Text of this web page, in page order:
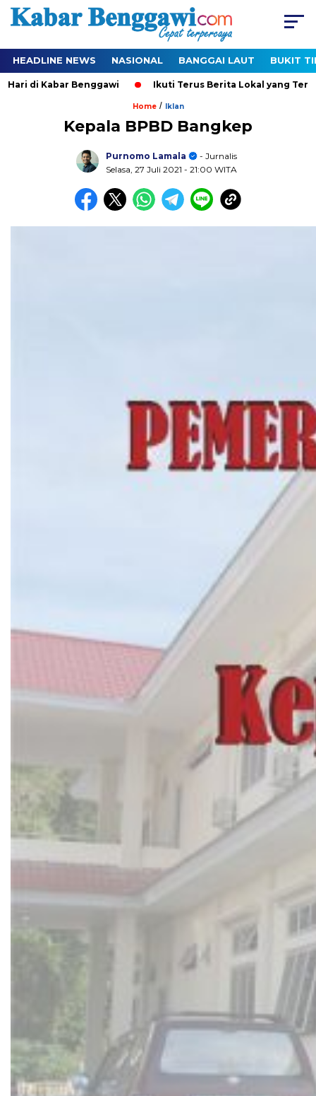
HEADLINE NEWS NASIONAL BANGGAI LAUT BUKIT
Benggawi Ikuti Terus Berita Lokal yang Ter-Update
Home/ Iklan
Kepala BPBD Bangkep
Purnomo Lamala
- Jurnalis
Selasa, 27 Juli 2021 - 21:00 WITA